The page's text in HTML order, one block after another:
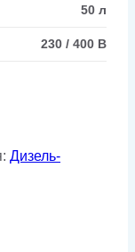
50 л
230 / 400 В
Дизель-